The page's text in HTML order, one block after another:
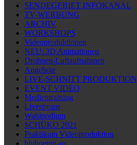
SENDEGEBIET INFOKANAL
TV-WERBUNG
ARCHIV
WORKSHOPS
Videoproduktionen
NEU: 3D Animationen
Drohnen-Luftaufnahmen
Angebote
LIVE-SCHNITT PRODUKTION
EVENT VIDEO
Medientraining
Livestream
Wahlpodium
SCHÜKO 2021
Praktikum Videoproduktion
hinhoeren-so